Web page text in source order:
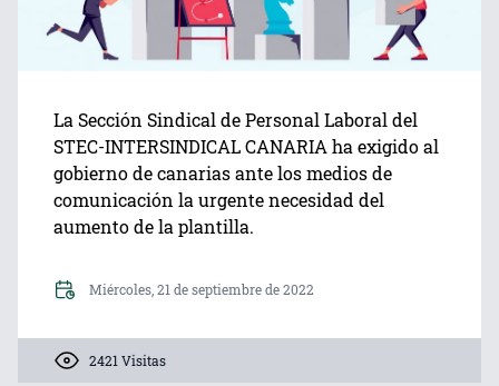
La Sección Sindical de Personal Laboral del
STEC-INTERSINDICAL CANARIA ha exigido al
gobierno de canarias ante los medios de
comunicación la urgente necesidad del
aumento de la plantilla.
Miércoles, 21 de septiembre de 2022
2421 Visitas